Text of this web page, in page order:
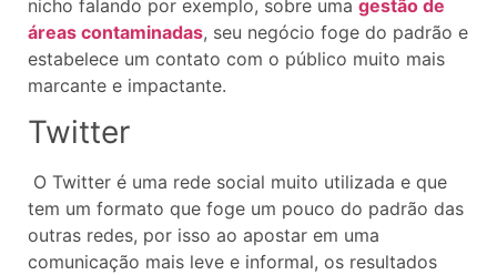
nicho falando por exemplo, sobre uma gestão de
áreas contaminadas, seu negócio foge do padrão e
estabelece um contato com o público muito mais
marcante e impactante.
Twitter
O Twitter é uma rede social muito utilizada e que
tem um formato que foge um pouco do padrão das
outras redes, por isso ao apostar em uma
comunicação mais leve e informal, os resultados